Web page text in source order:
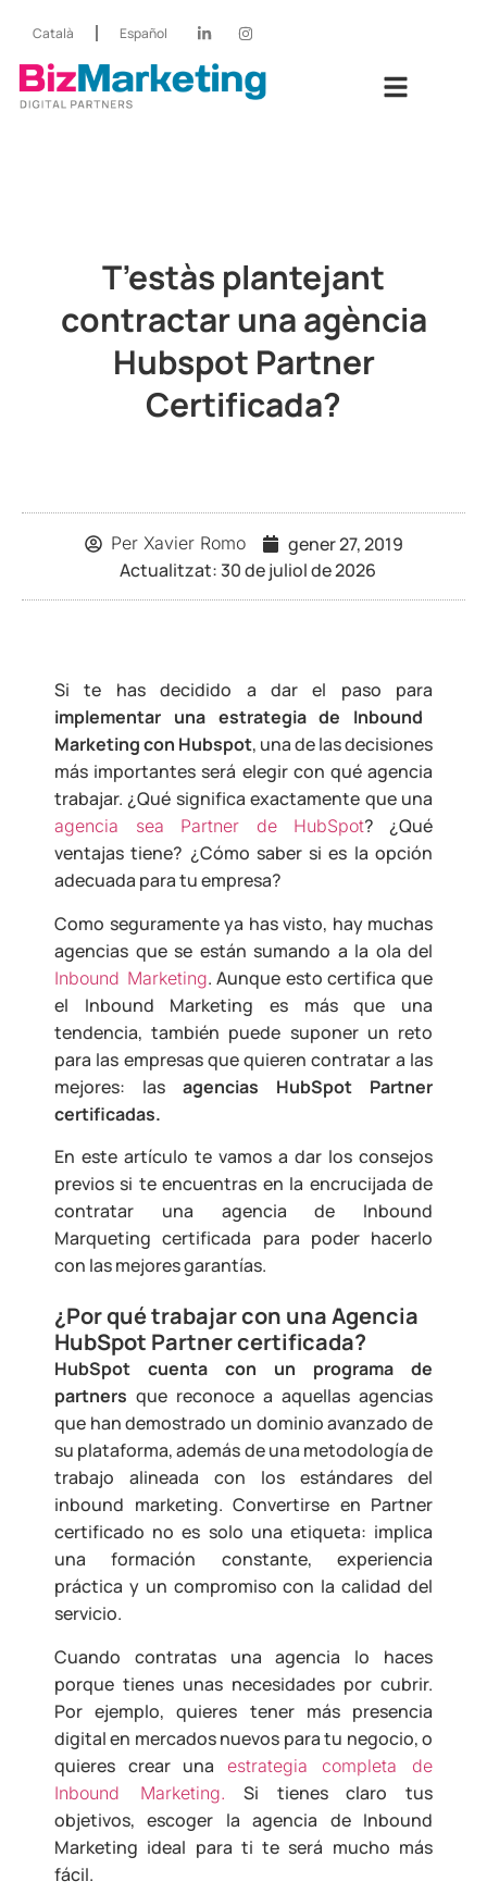
Català Español
T’estàs plantejant
contractar una agència
Hubspot Partner
Certificada?
PerXavier Romo
gener 27, 2019
Actualitzat: 30 de juliol de 2026
Si te has decidido a dar el paso para
implementar una estrategia de Inbound
Marketing con Hubspot, una de las decisiones
más importantes será elegir con qué agencia
trabajar. ¿Qué significa exactamente que una
agencia sea Partner de HubSpot? ¿Qué
ventajas tiene? ¿Cómo saber si es la opción
adecuada para tu empresa?
Como seguramente ya has visto, hay muchas
agencias que se están sumando a la ola del
Inbound Marketing. Aunque esto certifica que
el Inbound Marketing es más que una
tendencia, también puede suponer un reto
para las empresas que quieren contratar a las
mejores: las agencias HubSpot Partner
certificadas.
En este artículo te vamos a dar los consejos
previos si te encuentras en la encrucijada de
contratar una agencia de Inbound
Marqueting certificada para poder hacerlo
con las mejores garantías.
¿Por qué trabajar con una Agencia
HubSpot Partner certificada?
HubSpot cuenta con un programa de
partners que reconoce a aquellas agencias
que han demostrado un dominio avanzado de
su plataforma, además de una metodología de
trabajo alineada con los estándares del
inbound marketing. Convertirse en Partner
certificado no es solo una etiqueta: implica
una formación constante, experiencia
práctica y un compromiso con la calidad del
servicio.
Cuando contratas una agencia lo haces
porque tienes unas necesidades por cubrir.
Por ejemplo, quieres tener más presencia
digital en mercados nuevos para tu negocio, o
quieres crear una
estrategia completa de
Inbound Marketing.
Si tienes claro tus
objetivos, escoger la agencia de Inbound
Marketing ideal para ti te será mucho más
fácil.